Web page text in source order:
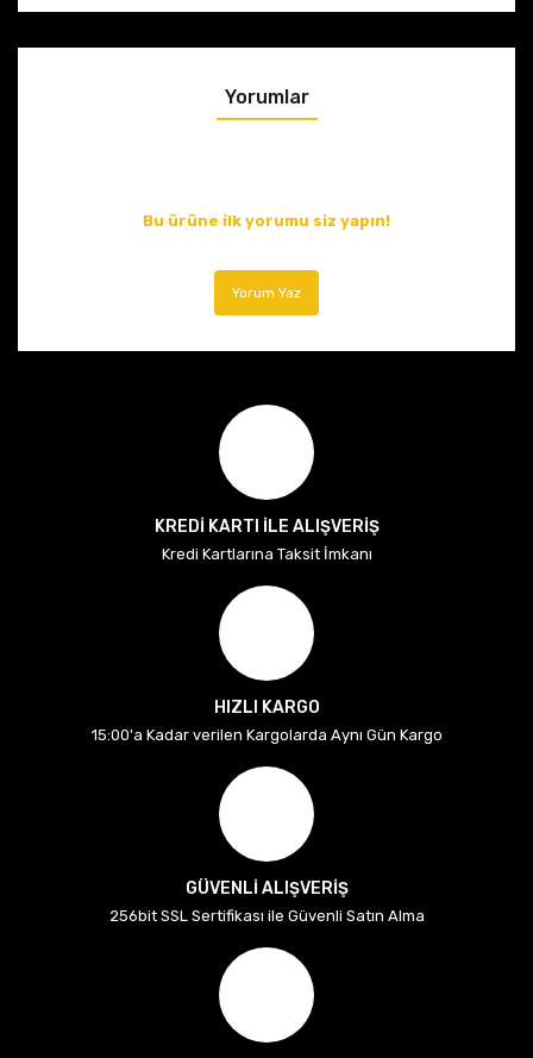
Yorumlar
Bu ürüne ilk yorumu siz yapın!
Yorum Yaz
KREDİ KARTI İLE ALIŞVERİŞ
Kredi Kartlarına Taksit İmkanı
HIZLI KARGO
15:00'a Kadar verilen Kargolarda Aynı Gün Kargo
GÜVENLİ ALIŞVERİŞ
256bit SSL Sertifikası ile Güvenli Satın Alma